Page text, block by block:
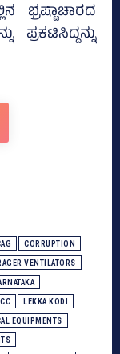
ಭ್ರಷ್ಟಾಚಾರದ
CORRUPTION
VENTILATORS
LEKKA KODI
EQUIPMENTS